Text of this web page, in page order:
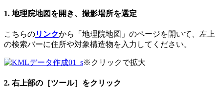
1. 地理院地図を開き、撮影場所を選定
こちらのリンクから「地理院地図」のページを開いて、左上
の検索バーに住所や対象構造物を入力してください。
※クリックで拡大
2. 右上部の［ツール］をクリック